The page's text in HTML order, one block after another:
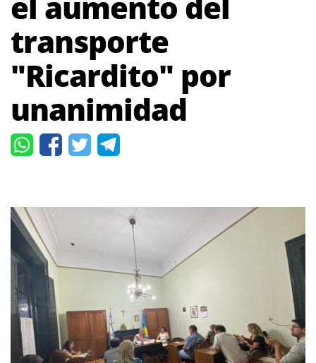
transporte
"Ricardito" por
unanimidad